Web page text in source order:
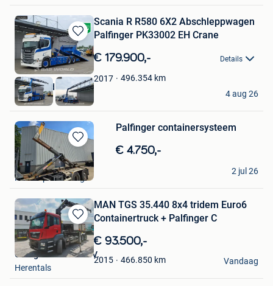
Bewaren
in
Mijn
Favorieten
Scania R R580 6X2 Abschleppwagen
Palfinger PK33002 EH Crane
€ 179.900,- Details
2017 496.354 km
BAS World B.V.
Veghel
4 aug 26
Bewaren
in
Mijn
Favorieten
Palfinger containersysteem
€ 4.750,-
matti dg
Heist-Op-Den-Berg
2 jul 26
Bewaren
in
Mijn
Favorieten
MAN TGS 35.440 8x4 tridem Euro6
Containertruck + Palfinger C
€ 93.500,-
2015 466.850 km
Garage Cevoman N.V.
Herentals
Vandaag